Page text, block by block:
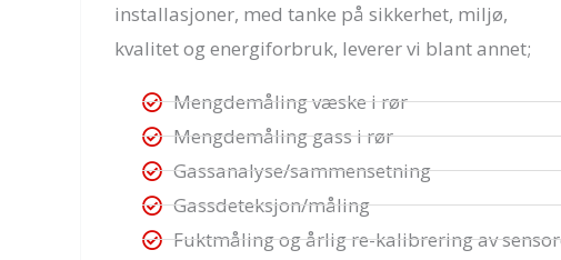
installasjoner, med tanke på sikkerhet, miljø,
kvalitet og energiforbruk, leverer vi blant annet;
Mengdemåling væske i rør
Mengdemåling gass i rør
Gassanalyse/sammensetning
Gassdeteksjon/måling
Fuktmåling og årlig re-kalibrering av